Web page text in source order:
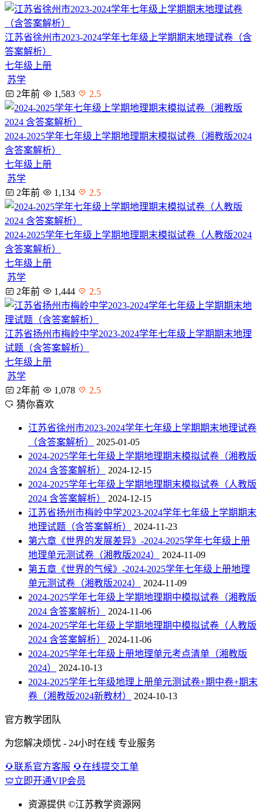
江苏省徐州市2023-2024学年七年级上学期期末地理试卷（含
答案解析）
七年级上册
苏学
2年前
1,583 2.5
2024-2025学年七年级上学期地理期末模拟试卷（湘教版2024
含答案解析）
七年级上册
苏学
2年前
1,134 2.5
2024-2025学年七年级上学期地理期末模拟试卷（人教版2024
含答案解析）
七年级上册
苏学
2年前
1,444 2.5
江苏省扬州市梅岭中学2023-2024学年七年级上学期期末地理
试题（含答案解析）
七年级上册
苏学
2年前
1,078
2.5
猜你喜欢
江苏省徐州市2023-2024学年七年级上学期期末地理试卷
（含答案解析）
2025-01-05
2024-2025学年七年级上学期地理期末模拟试卷（湘教版
2024 含答案解析）
2024-12-15
2024-2025学年七年级上学期地理期末模拟试卷（人教版
2024 含答案解析）
2024-12-15
江苏省扬州市梅岭中学2023-2024学年七年级上学期期末
地理试题（含答案解析）
2024-11-23
第六章《世界的发展差异》-2024-2025学年七年级上册
地理单元测试卷（湘教版2024）
2024-11-09
第五章《世界的气候》-2024-2025学年七年级上册地理
单元测试卷（湘教版2024）
2024-11-09
2024-2025学年七年级上学期地理期中模拟试卷（湘教版
2024 含答案解析）
2024-11-06
2024-2025学年七年级上学期地理期中模拟试卷（人教版
2024 含答案解析）
2024-11-06
2024-2025学年七年级上册地理单元考点清单（湘教版
2024）
2024-10-13
2024-2025学年七年级地理上册单元测试卷+期中卷+期末
卷（湘教版2024新教材）
2024-10-13
官方教学团队
为您解决烦忧 - 24小时在线 专业服务
联系官方客服
在线提交工单
立即开通VIP会员
资源提供 ©江苏教学资源网